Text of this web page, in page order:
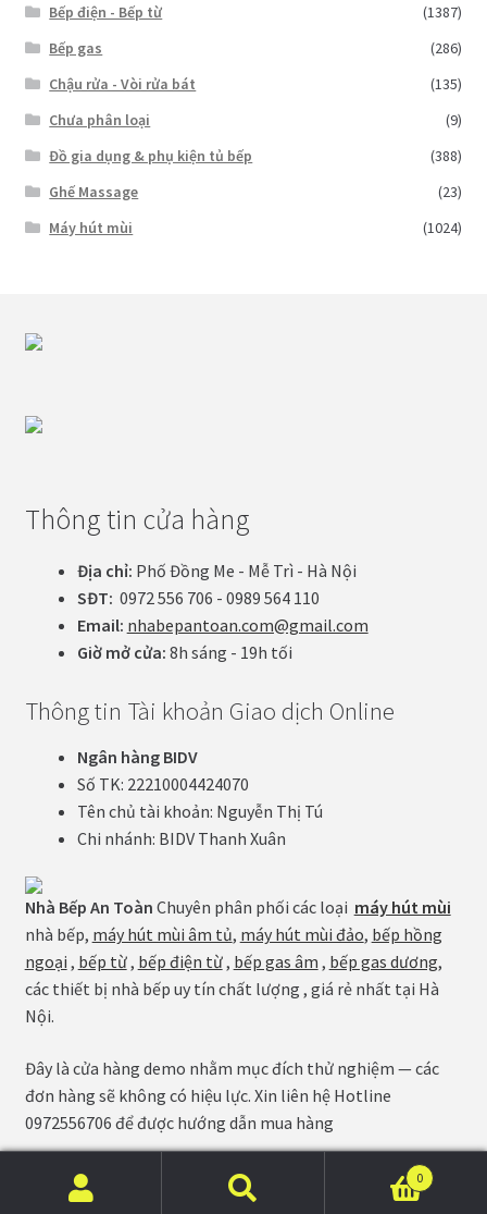
Bếp điện - Bếp từ
(1387)
Bếp gas
(286)
Chậu rửa - Vòi rửa bát
(135)
Chưa phân loại
(9)
Đồ gia dụng & phụ kiện tủ bếp
(388)
Ghế Massage
(23)
Máy hút mùi
(1024)
Thông tin cửa hàng
Địa chỉ: Phố Đồng Me - Mễ Trì - Hà Nội
SĐT: 0972 556 706 - 0989 564 110
Email: nhabepantoan.com@gmail.com
Giờ mở cửa: 8h sáng - 19h tối
Thông tin Tài khoản Giao dịch Online
Ngân hàng BIDV
Số TK: 22210004424070
Tên chủ tài khoản: Nguyễn Thị Tú
Chi nhánh: BIDV Thanh Xuân
Nhà Bếp An Toàn Chuyên phân phối các loại máy hút mùi
nhà bếp, máy hút mùi âm tủ, máy hút mùi đảo, bếp hồng
ngoại , bếp từ, bếp điện từ, bếp gas âm , bếp gas dương,
các thiết bị nhà bếp uy tín chất lượng , giá rẻ nhất tại Hà
Nội.
Đây là cửa hàng demo nhằm mục đích thử nghiệm — các
đơn hàng sẽ không có hiệu lực. Xin liên hệ Hotline
0972556706 để được hướng dẫn mua hàng
0